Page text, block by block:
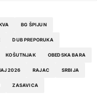
BG ŠPIJUN
DUB PREPORUKA
KOŠUTNJAK OBEDSKA BARA
2026 RAJAC SRBIJA
ZASAVICA